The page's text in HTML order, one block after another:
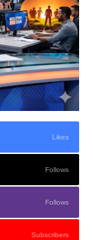
Likes
Follows
Follows
Subscribers